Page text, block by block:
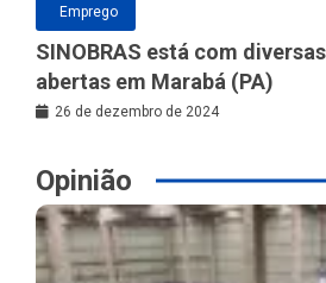
Emprego
SINOBRAS está com
abertas em Marabá (PA)
26 de dezembro de 2024
Opinião